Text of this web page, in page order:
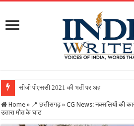
सीजी पीएससी 2021 की भर्ती पर अहम फैसला :
Home » 📍 छत्तीसगढ़ » CG News: नक्सलियों की
उतारा मौत के घाट